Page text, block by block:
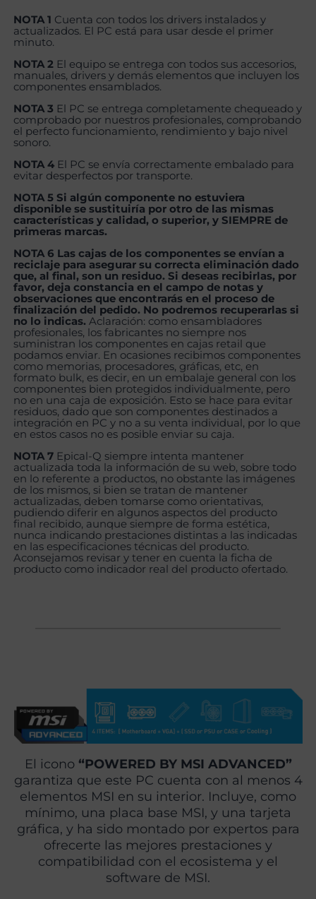
NOTA 1 Cuenta con todos los drivers instalados y
actualizados. El PC está para usar desde el primer
minuto.
NOTA 2 El equipo se entrega con todos sus accesorios,
manuales, drivers y demás elementos que incluyen los
componentes ensamblados.
NOTA 3 El PC se entrega completamente chequeado y
comprobado por nuestros profesionales, comprobando
el perfecto funcionamiento, rendimiento y bajo nivel
sonoro.
NOTA 4 El PC se envía correctamente embalado para
evitar desperfectos por transporte.
NOTA 5 Si algún componente no estuviera
disponible se sustituiría por otro de las mismas
características y calidad, o superior, y SIEMPRE de
primeras marcas.
NOTA 6 Las cajas de los componentes se envían a
reciclaje para asegurar su correcta eliminación dado
que, al final, son un residuo. Si deseas recibirlas, por
favor, deja constancia en el campo de notas y
observaciones que encontrarás en el proceso de
finalización del pedido. No podremos recuperarlas si
no lo indicas. Aclaración: como ensambladores
profesionales, los fabricantes no siempre nos
suministran los componentes en cajas retail que
podamos enviar. En ocasiones recibimos componentes
como memorias, procesadores, gráficas, etc, en
formato bulk, es decir, en un embalaje general con los
componentes bien protegidos individualmente, pero
no en una caja de exposición. Esto se hace para evitar
residuos, dado que son componentes destinados a
integración en PC y no a su venta individual, por lo que
en estos casos no es posible enviar su caja.
NOTA 7 Epical-Q siempre intenta mantener
actualizada toda la información de su web, sobre todo
en lo referente a productos, no obstante las imágenes
de los mismos, si bien se tratan de mantener
actualizadas, deben tomarse como orientativas,
pudiendo diferir en algunos aspectos del producto
final recibido, aunque siempre de forma estética,
nunca indicando prestaciones distintas a las indicadas
en las especificaciones técnicas del producto.
Aconsejamos revisar y tener en cuenta la ficha de
producto como indicador real del producto ofertado.
El icono “POWERED BY MSI ADVANCED”
garantiza que este PC cuenta con al menos 4
elementos MSI en su interior. Incluye, como
mínimo, una placa base MSI, y una tarjeta
gráfica, y ha sido montado por expertos para
ofrecerte las mejores prestaciones y
compatibilidad con el ecosistema y el
software de MSI.